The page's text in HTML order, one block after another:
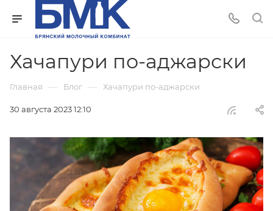
Хачапури по-аджарски
Главная — Блог — Хачапури по-аджарски
30 августа 2023 12:10